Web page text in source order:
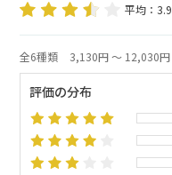
平均：3.9
全6種類 3,130円 ～ 12,030円
評価の分布